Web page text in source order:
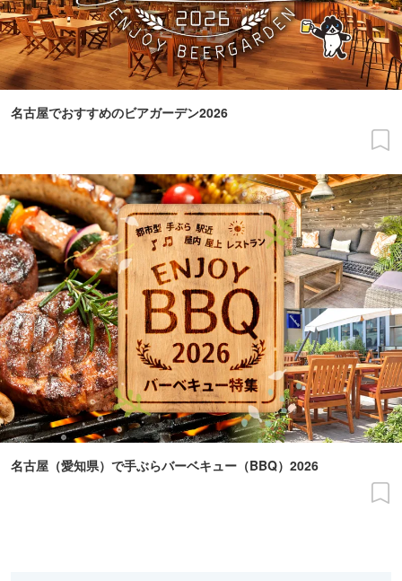
名古屋でおすすめのビアガーデン2026
名古屋（愛知県）で手ぶらバーベキュー（BBQ）2026